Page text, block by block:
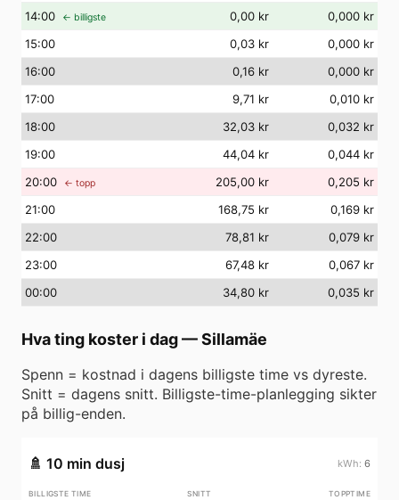
14:00 ← billigste 0,00 kr
0,000 kr
15:00 0,03 kr
0,000 kr
16:00 0,16 kr
0,000 kr
17:00 9,71 kr
0,010 kr
18:00 32,03 kr
0,032 kr
19:00 44,04 kr
0,044 kr
20:00 ← topp 205,00 kr
0,205 kr
21:00 168,75 kr
0,169 kr
22:00 78,81 kr
0,079 kr
23:00 67,48 kr
0,067 kr
00:00 34,80 kr 0,035 kr
Hva ting koster i dag—Sillamäe
Spenn = kostnad i dagens billigste time vs dyreste.
Snitt = dagens snitt. Billigste-time-planlegging sikter
på billig-enden.
🚿 10 min dusj 6